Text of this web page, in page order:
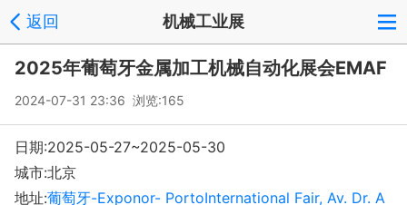
返回 机械工业展
2025年葡萄牙金属加工机械自动化展会EMAF
2024-07-31 23:36 浏览:165
日期:2025-05-27~2025-05-30
城市:北京
地址:葡萄牙-Exponor- PortoInternational Fair, Av. Dr. A